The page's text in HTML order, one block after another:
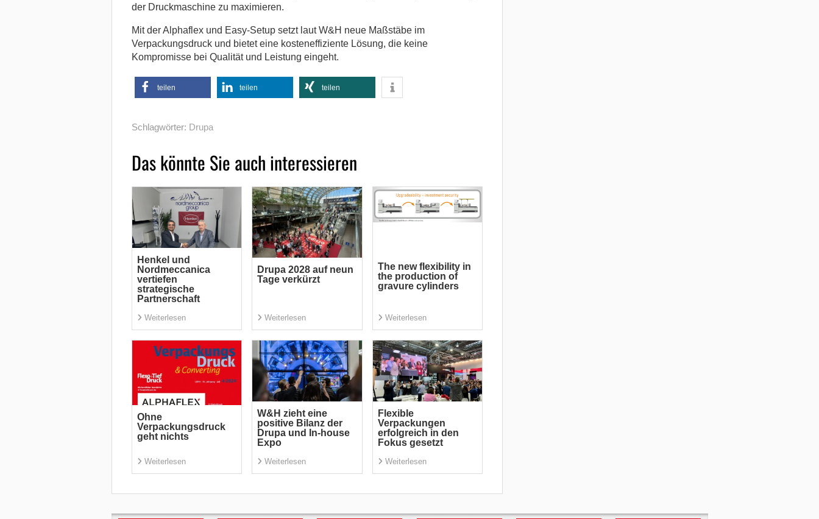
der Druckmaschine zu maximieren.
Mit der Alphaflex und Easy-Setup setzt laut W&H neue Maßstäbe im
Verpackungsdruck und bietet eine kosteneffiziente Lösung, die keine
Kompromisse bei Qualität und Leistung eingeht.
teilen teilen teilen
Schlagwörter: Drupa
Das könnte Sie auch interessieren
Henkel und
Nordmeccanica
vertiefen
strategische
Partnerschaft
Weiterlesen
Drupa 2028 auf neun
Tage verkürzt
Weiterlesen
The new flexibility in
the production of
gravure cylinders
Weiterlesen
Ohne
Verpackungsdruck
geht nichts
Weiterlesen
W&H zieht eine
positive Bilanz der
Drupa und In-house
Expo
Weiterlesen
Flexible
Verpackungen
erfolgreich in den
Fokus gesetzt
Weiterlesen